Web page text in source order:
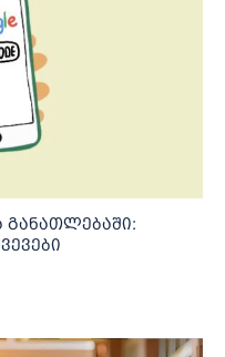
განათლებაში: